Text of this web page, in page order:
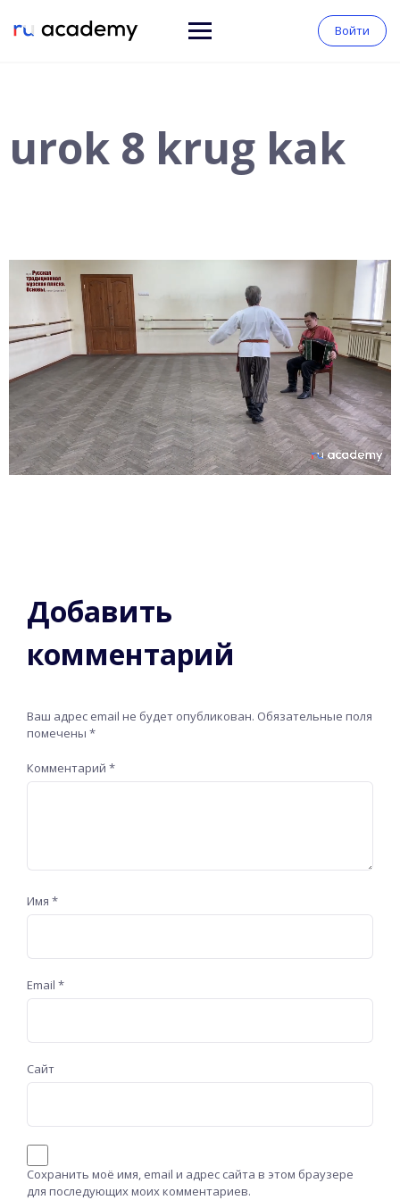
Войти
urok 8 krug kak
Добавить
комментарий
Ваш адрес email не будет опубликован. Обязательные поля
помечены *
Комментарий *
Имя *
Email *
Сайт
Сохранить моё имя, email и адрес сайта в этом браузере
для последующих моих комментариев.